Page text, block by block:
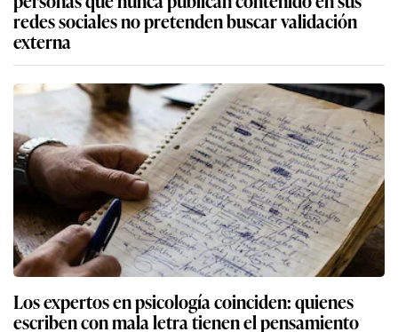
redes sociales no pretenden buscar validación
externa
Los expertos en psicología coinciden: quienes
escriben con mala letra tienen el pensamiento